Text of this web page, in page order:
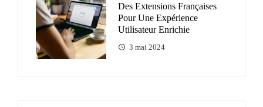
Des Extensions Françaises
Pour Une Expérience
Utilisateur Enrichie
3 mai 2024